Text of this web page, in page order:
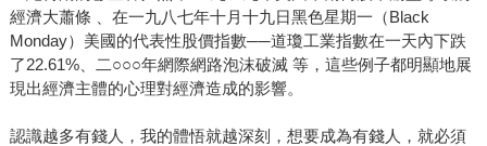
經濟大蕭條 、在一九八七年十月十九日黑色星期一（Black
Monday）美國的代表性股價指數──道瓊工業指數在一天內下跌
了22.61%、二○○○年網際網路泡沫破滅 等，這些例子都明顯地展
現出經濟主體的心理對經濟造成的影響。
認識越多有錢人，我的體悟就越深刻，想要成為有錢人，就必須